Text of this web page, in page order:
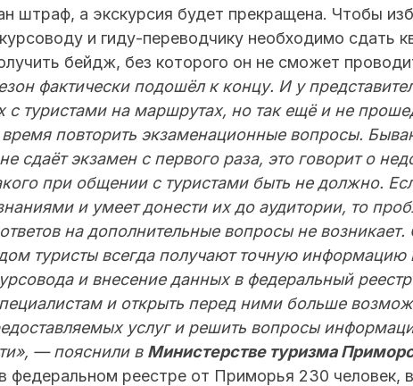
штраф, а экскурсия будет прекращена. Чтобы
и гиду-переводчику необходимо сдать
бейдж, без которого он не сможет
фактически подошёл к концу. И у
с туристами на маршрутах, но так ещё и не
время повторить экзаменационные вопросы.
сдаёт экзамен с первого раза, это говорит о
при общении с туристами быть не должно.
и умеет донести их до аудитории, то
на дополнительные вопросы не возникает.
туристы всегда получают точную информацию
и внесение данных в федеральный
и открыть перед ними больше
услуг и решить вопросы
— пояснили в Министерстве туризма
федеральном реестре от Приморья 230 человек,